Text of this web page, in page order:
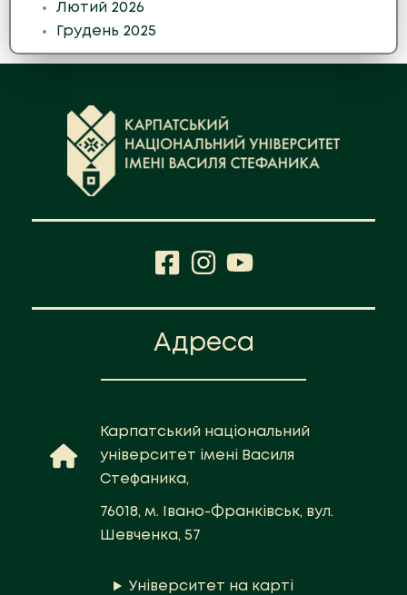
Лютий 2026
Грудень 2025
Адреса
Карпатський національний
університет імені Василя
Стефаника,
76018, м. Івано-Франківськ, вул.
Шевченка, 57
Університет на карті